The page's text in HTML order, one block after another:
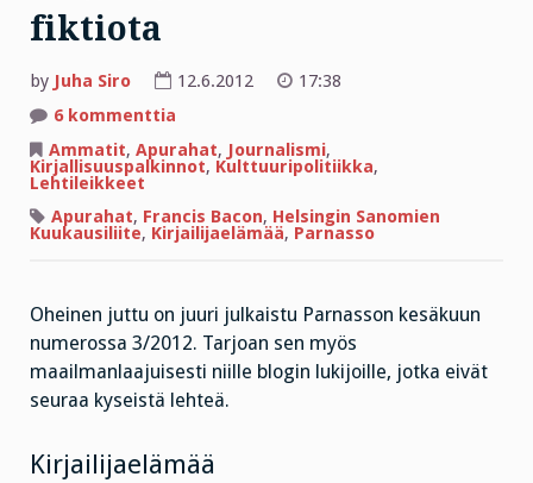
fiktiota
by Juha Siro 12.6.2012
17:38
6 kommenttia
henkilö
on
aina
Ammatit, Apurahat, Journalismi,
Kirjallisuuspalkinnot, Kulttuuripolitiikka,
Lehtileikkeet
Apurahat, Francis Bacon, Helsingin Sanomien
Kuukausiliite, Kirjailijaelämää, Parnasso
Oheinen juttu on juuri julkaistu Parnasson kesäkuun
numerossa 3/2012. Tarjoan sen myös
maailmanlaajuisesti niille blogin lukijoille, jotka eivät
seuraa kyseistä lehteä.
Kirjailijaelämää